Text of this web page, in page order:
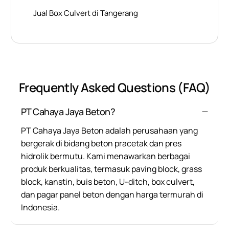
Jual Box Culvert di Tangerang
Frequently Asked Questions (FAQ)
PT Cahaya Jaya Beton?
PT Cahaya Jaya Beton adalah perusahaan yang
bergerak di bidang beton pracetak dan pres
hidrolik bermutu. Kami menawarkan berbagai
produk berkualitas, termasuk paving block, grass
block, kanstin, buis beton, U-ditch, box culvert,
dan pagar panel beton dengan harga termurah di
Indonesia.